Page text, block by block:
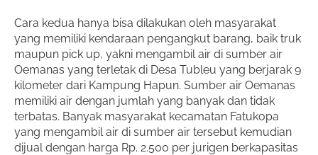
Cara kedua hanya bisa dilakukan oleh masyarakat
yang memiliki kendaraan pengangkut barang, baik truk
maupun pick up, yakni mengambil air di sumber air
Oemanas yang terletak di Desa Tubleu yang berjarak 9
kilometer dari Kampung Hapun. Sumber air Oemanas
memiliki air dengan jumlah yang banyak dan tidak
terbatas. Banyak masyarakat kecamatan Fatukopa
yang mengambil air di sumber air tersebut kemudian
dijual dengan harga Rp. 2.500 per jurigen berkapasitas